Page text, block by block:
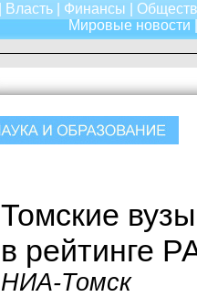
Власть| Финансы
Мировые новости
Томские
в рейтинге
НИА-Томск